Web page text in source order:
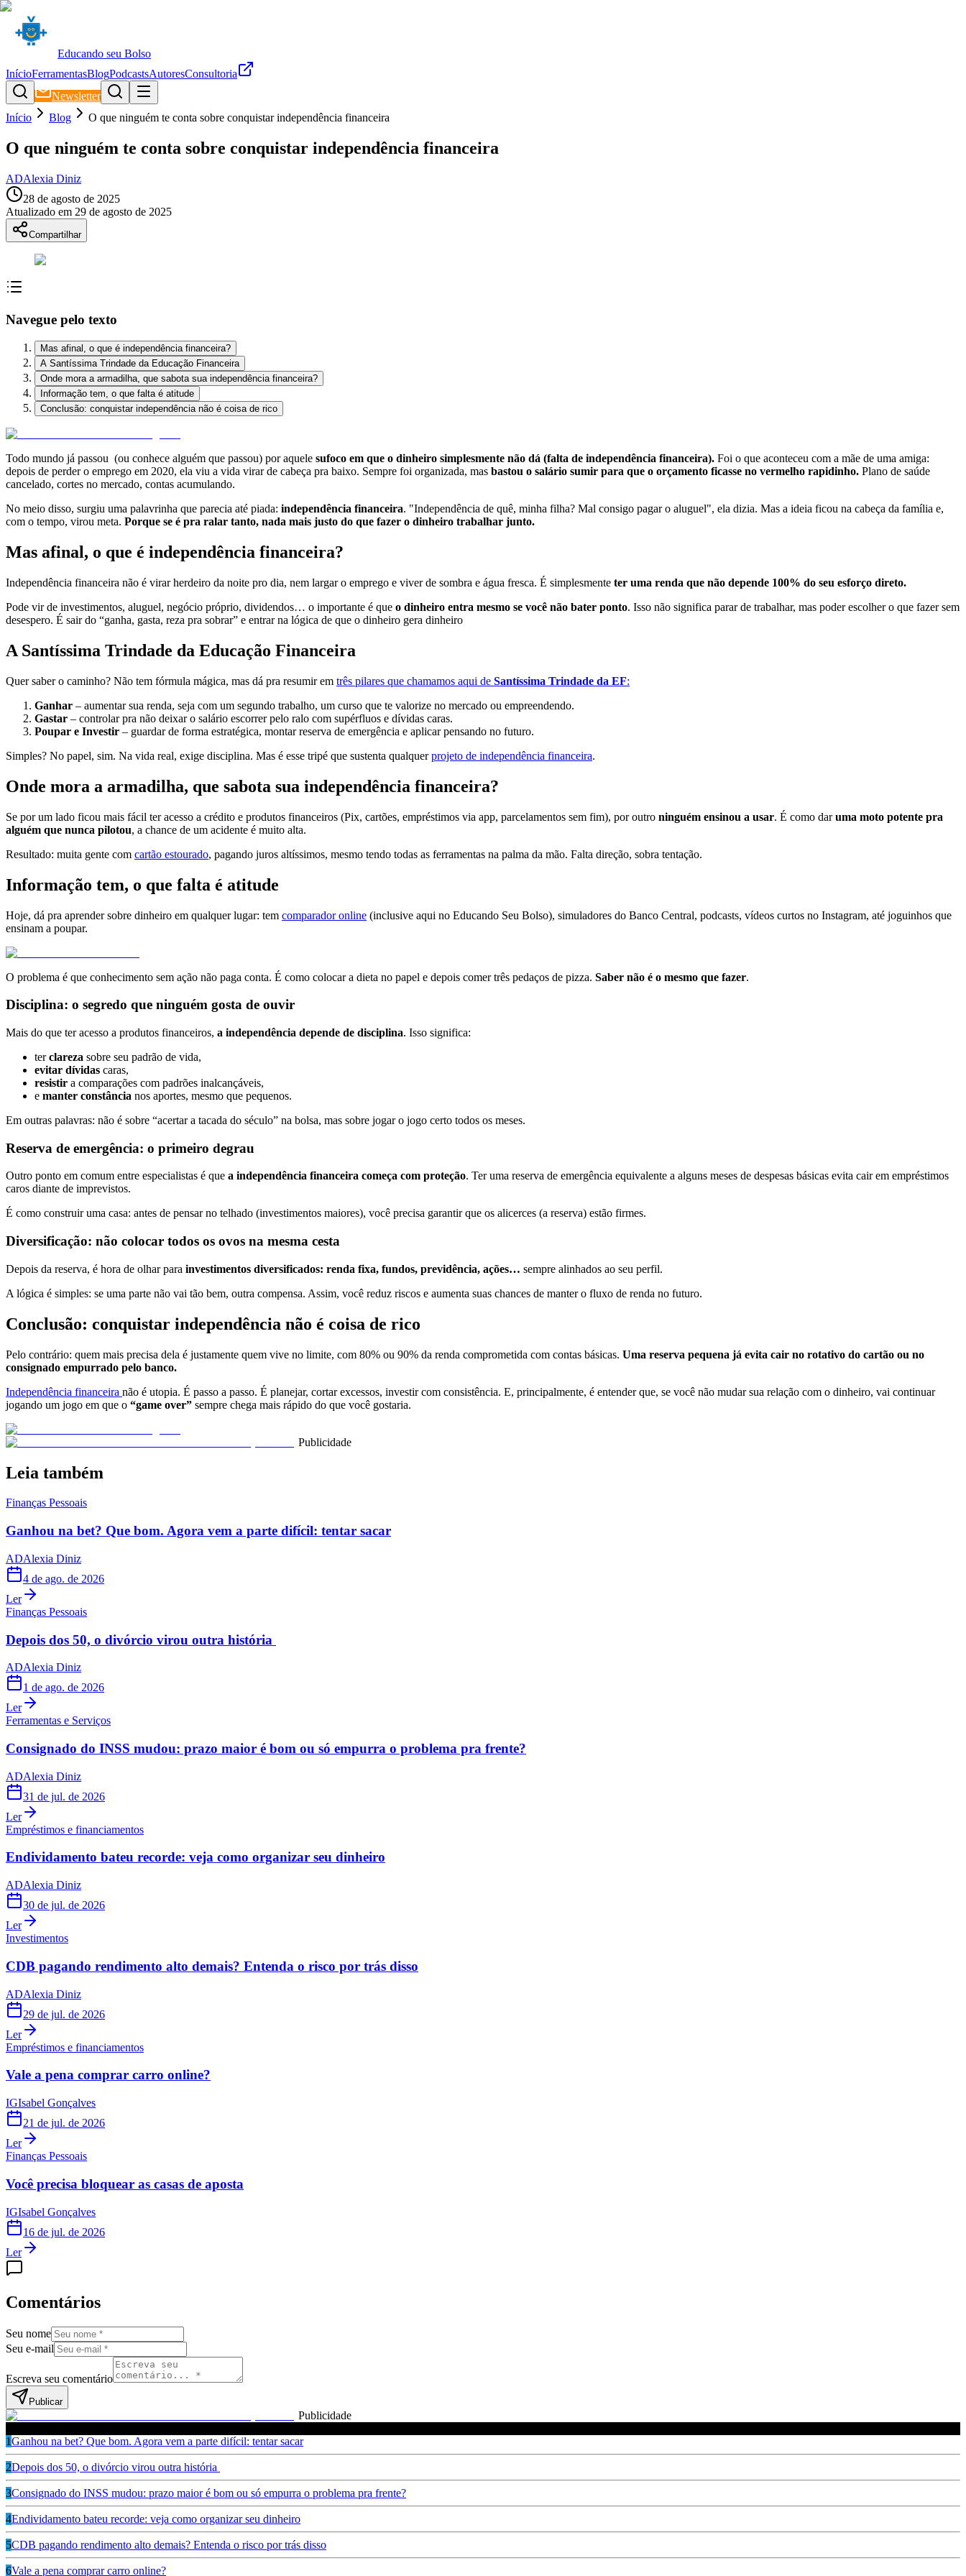
Educando seu Bolso
InícioFerramentasBlogPodcastsAutoresConsultoria
Newsletter
Início
Blog O que ninguém te conta sobre conquistar independência financeira
O que ninguém te conta sobre conquistar independência financeira
ADAlexia Diniz
28 de agosto de 2025
Atualizado em 29 de agosto de 2025
Compartilhar
Navegue pelo texto
Mas afinal, o que é independência financeira?
A Santíssima Trindade da Educação Financeira
Onde mora a armadilha, que sabota sua independência financeira?
Informação tem, o que falta é atitude
Conclusão: conquistar independência não é coisa de rico
Todo mundo já passou (ou conhece alguém que passou) por aquele sufoco em que o dinheiro simplesmente não dá (falta de independência financeira). Foi o que aconteceu com a mãe de uma amiga:
depois de perder o emprego em 2020, ela viu a vida virar de cabeça pra baixo. Sempre foi organizada, mas bastou o salário sumir para que o orçamento ficasse no vermelho rapidinho. Plano de saúde
cancelado, cortes no mercado, contas acumulando.
No meio disso, surgiu uma palavrinha que parecia até piada: independência financeira. "Independência de quê, minha filha? Mal consigo pagar o aluguel", ela dizia. Mas a ideia ficou na cabeça da família e,
com o tempo, virou meta. Porque se é pra ralar tanto, nada mais justo do que fazer o dinheiro trabalhar junto.
Mas afinal, o que é independência financeira?
Independência financeira não é virar herdeiro da noite pro dia, nem largar o emprego e viver de sombra e água fresca. É simplesmente ter uma renda que não depende 100% do seu esforço direto.
Pode vir de investimentos, aluguel, negócio próprio, dividendos… o importante é que o dinheiro entra mesmo se você não bater ponto. Isso não significa parar de trabalhar, mas poder escolher o que fazer sem
desespero. É sair do “ganha, gasta, reza pra sobrar” e entrar na lógica de que o dinheiro gera dinheiro
A Santíssima Trindade da Educação Financeira
Quer saber o caminho? Não tem fórmula mágica, mas dá pra resumir em três pilares que chamamos aqui de Santíssima Trindade da EF:
Ganhar – aumentar sua renda, seja com um segundo trabalho, um curso que te valorize no mercado ou empreendendo.
Gastar – controlar pra não deixar o salário escorrer pelo ralo com supérfluos e dívidas caras.
Poupar e Investir – guardar de forma estratégica, montar reserva de emergência e aplicar pensando no futuro.
Simples? No papel, sim. Na vida real, exige disciplina. Mas é esse tripé que sustenta qualquerprojeto de independência financeira.
Onde mora a armadilha, que sabota sua independência financeira?
Se por um lado ficou mais fácil ter acesso a crédito e produtos financeiros (Pix, cartões, empréstimos via app, parcelamentos sem fim), por outro ninguém ensinou a usar. É como daruma moto potente pra
alguém que nunca pilotou, a chance de um acidente é muito alta.
Resultado: muita gente com cartão estourado, pagando juros altíssimos, mesmo tendo todas as ferramentas na palma da mão. Falta direção, sobra tentação.
Informação tem, o que falta é atitude
Hoje, dá pra aprender sobre dinheiro em qualquer lugar: tem comparador online (inclusive aqui no Educando Seu Bolso), simuladores do Banco Central, podcasts, vídeos curtos no Instagram, até joguinhos que
ensinam a poupar.
O problema é que conhecimento sem ação não paga conta. É como colocar a dieta no papel e depois comer três pedaços de pizza. Saber não é o mesmo que fazer.
Disciplina: o segredo que ninguém gosta de ouvir
Mais do que ter acesso a produtos financeiros, a independência depende de disciplina. Isso significa:
terclareza sobre seu padrão de vida,
evitar dívidas caras,
resistir a comparações com padrões inalcançáveis,
e manter constância nos aportes, mesmo que pequenos.
Em outras palavras: não é sobre “acertar a tacada do século” na bolsa, mas sobre jogar o jogo certo todos os meses.
Reserva de emergência: o primeiro degrau
Outro ponto em comum entre especialistas é que a independência financeira começa com proteção. Ter uma reserva de emergência equivalente a alguns meses de despesas básicas evita cair em empréstimos
caros diante de imprevistos.
É como construir uma casa: antes de pensar no telhado (investimentos maiores), você precisa garantir que os alicerces (a reserva) estão firmes.
Diversificação: não colocar todos os ovos na mesma cesta
Depois da reserva, é hora de olhar para investimentos diversificados: renda fixa, fundos, previdência, ações… sempre alinhados ao seu perfil.
A lógica é simples: se uma parte não vai tão bem, outra compensa. Assim, você reduz riscos e aumenta suas chances de manter o fluxo de renda no futuro.
Conclusão: conquistar independência não é coisa de rico
Pelo contrário: quem mais precisa dela é justamente quem vive no limite, com 80% ou 90% da renda comprometida com contas básicas. Uma reserva pequena já evita cair no rotativo do cartão ou no
consignado empurrado pelo banco.
Independência financeira não é utopia. É passo a passo. É planejar, cortar excessos, investir com consistência. E, principalmente, é entender que, se você não mudar sua relação com o dinheiro, vai continuar
jogando um jogo em que o “game over” sempre chega mais rápido do que você gostaria.
Publicidade
Leia também
Finanças Pessoais
Ganhou na bet? Que bom. Agora vem a parte difícil: tentar sacar
ADAlexia Diniz
4 de ago. de 2026
Ler
Finanças Pessoais
Depois dos 50, o divórcio virou outra história
ADAlexia Diniz
1 de ago. de 2026
Ler
Ferramentas e Serviços
Consignado do INSS mudou: prazo maior é bom ou só empurra o problema pra frente?
ADAlexia Diniz
31 de jul. de 2026
Ler
Empréstimos e financiamentos
Endividamento bateu recorde: veja como organizar seu dinheiro
ADAlexia Diniz
30 de jul. de 2026
Ler
Investimentos
CDB pagando rendimento alto demais? Entenda o risco por trás disso
ADAlexia Diniz
29 de jul. de 2026
Ler
Empréstimos e financiamentos
Vale a pena comprar carro online?
IGIsabel Gonçalves
21 de jul. de 2026
Ler
Finanças Pessoais
Você precisa bloquear as casas de aposta
IGIsabel Gonçalves
16 de jul. de 2026
Ler
Comentários
Seu nome
Seu e-mail
Escreva seu comentário
Publicar
Publicidade
1Ganhou na bet? Que bom. Agora vem a parte difícil: tentar sacar
2Depois dos 50, o divórcio virou outra história
3Consignado do INSS mudou: prazo maior é bom ou só empurra o problema pra frente?
4Endividamento bateu recorde: veja como organizar seu dinheiro
5CDB pagando rendimento alto demais? Entenda o risco por trás disso
6Vale a pena comprar carro online?